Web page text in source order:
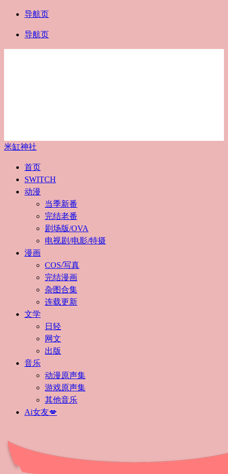
导航页
导航页
米缸神社
首页
SWITCH
动漫
当季新番
完结老番
剧场版/OVA
电视剧/电影/特摄
漫画
COS/写真
完结漫画
杂图合集
连载更新
文学
日轻
网文
出版
音乐
动漫原声集
游戏原声集
其他音乐
Ai女友💋